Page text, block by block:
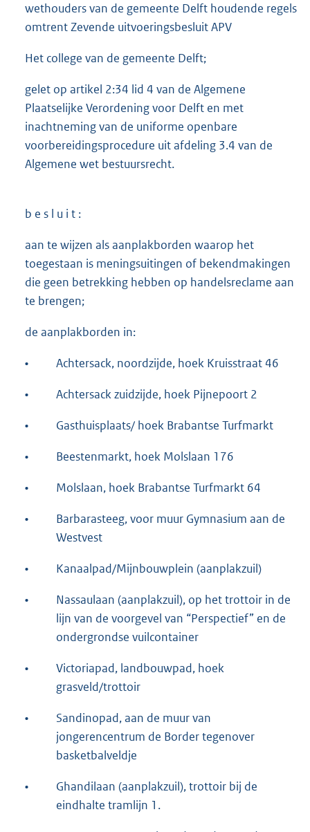
wethouders van de gemeente Delft houdende regels
omtrent Zevende uitvoeringsbesluit APV
Het college van de gemeente Delft;
gelet op artikel 2:34 lid 4 van de Algemene
Plaatselijke Verordening voor Delft en met
inachtneming van de uniforme openbare
voorbereidingsprocedure uit afdeling 3.4 van de
Algemene wet bestuursrecht.
b e s l u i t :
aan te wijzen als aanplakborden waarop het
toegestaan is meningsuitingen of bekendmakingen
die geen betrekking hebben op handelsreclame aan
te brengen;
de aanplakborden in:
• Achtersack, noordzijde, hoek Kruisstraat 46
• Achtersack zuidzijde, hoek Pijnepoort 2
• Gasthuisplaats/ hoek Brabantse Turfmarkt
• Beestenmarkt, hoek Molslaan 176
• Molslaan, hoek Brabantse Turfmarkt 64
•
Barbarasteeg, voor muur Gymnasium aan de
Westvest
• Kanaalpad/Mijnbouwplein (aanplakzuil)
•
Nassaulaan (aanplakzuil), op het trottoir in de
lijn van de voorgevel van “Perspectief” en de
ondergrondse vuilcontainer
•
Victoriapad, landbouwpad, hoek
grasveld/trottoir
•
Sandinopad, aan de muur van
jongerencentrum de Border tegenover
basketbalveldje
•
Ghandilaan (aanplakzuil), trottoir bij de
eindhalte tramlijn 1.